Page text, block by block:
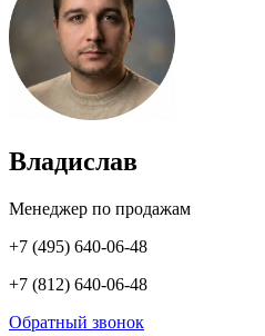
Владислав
Менеджер по продажам
+7 (495) 640-06-48
+7 (812) 640-06-48
Обратный звонок